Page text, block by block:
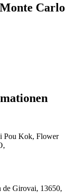
Carlo
Kok, Flower
Girovai, 13650,